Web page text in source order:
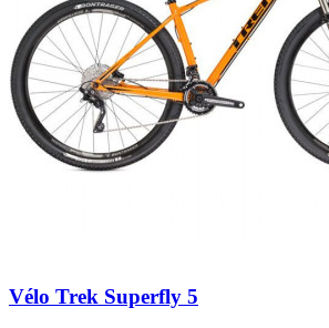
Vélo Trek Superfly 5